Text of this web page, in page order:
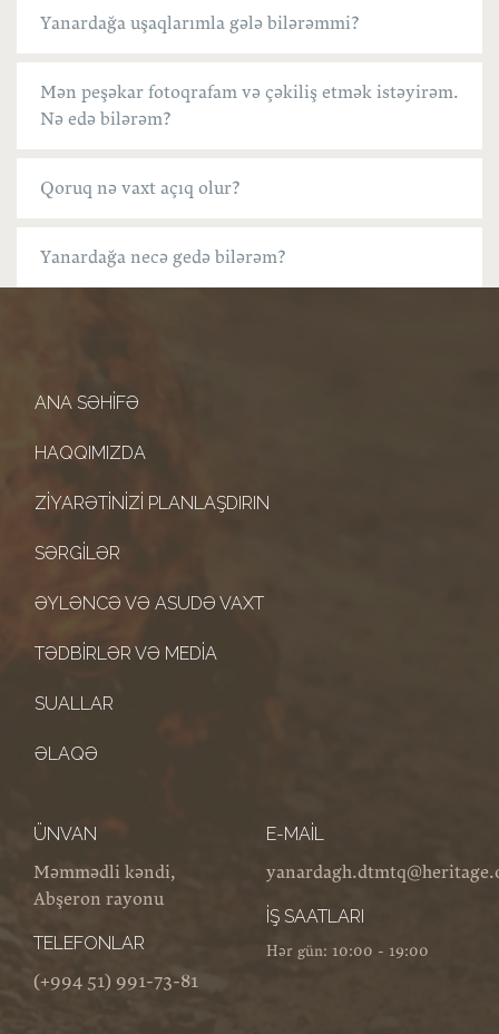
Yanardağa uşaqlarımla gələ bilərəmmi?
Mən peşəkar fotoqrafam və çəkiliş etmək istəyirəm.
Nə edə bilərəm?
Qoruq nə vaxt açıq olur?
Yanardağa necə gedə bilərəm?
ANA SƏHIFƏ
HAQQIMIZDA
ZIYARƏTINIZI PLANLAŞDIRIN
SƏRGILƏR
ƏYLƏNCƏ VƏ ASUDƏ VAXT
TƏDBIRLƏR VƏ MEDIA
SUALLAR
ƏLAQƏ
ÜNVAN
Məmmədli kəndi,
Abşeron rayonu
TELEFONLAR
(+994 51) 991-73-81
E-MAIL
İŞ SAATLARI
Hər gün: 10:00 - 19:00